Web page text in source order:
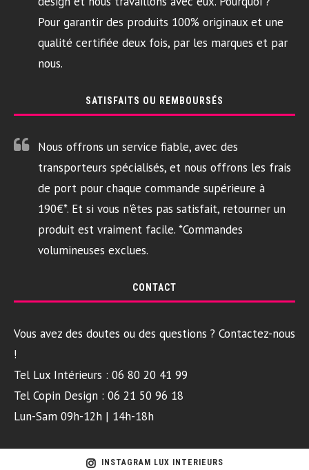
Pour garantir des produits 100% originaux et une
qualité certifiée deux fois, par les marques et par
nous.
SATISFAITS OU REMBOURSÉS
Nous offrons un service fiable, avec des
transporteurs spécialisés, et nous offrons les frais
de port pour chaque commande supérieure à
190€*. Et si vous n'êtes pas satisfait, retourner un
produit est vraiment facile. *Commandes
volumineuses exclues.
CONTACT
Vous avez des doutes ou des questions ? Contactez-nous
!
Tel Lux Intérieurs : 06 80 20 41 99
Tel Copin Design : 06 21 50 96 18
Lun-Sam 09h-12h | 14h-18h
INSTAGRAM LUX INTERIEURS